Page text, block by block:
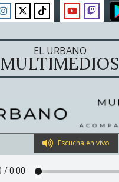
EL URBANO
MULTIMEDIOS
Escucha en vivo